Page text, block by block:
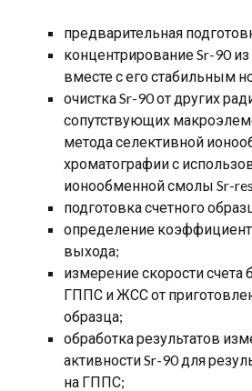
предварительная
концентрирование Sr-90
вместе с его стабильным
очистка Sr-90 от других
сопутствующих
метода селективной
хроматографии с
ионообменной смолы Sr-
подготовка счетного
определение
выхода;
измерение скорости счета
ГППС и ЖСС от
образца;
обработка результатов
активности Sr-90 для
на ГППС;